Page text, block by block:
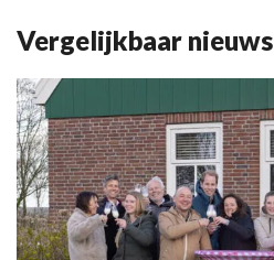
Vergelijkbaar nieuws